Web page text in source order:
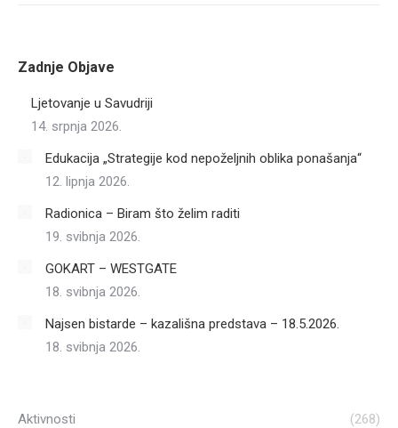
Zadnje Objave
Ljetovanje u Savudriji
14. srpnja 2026.
Edukacija „Strategije kod nepoželjnih oblika ponašanja“
12. lipnja 2026.
Radionica – Biram što želim raditi
19. svibnja 2026.
GOKART – WESTGATE
18. svibnja 2026.
Najsen bistarde – kazališna predstava – 18.5.2026.
18. svibnja 2026.
Aktivnosti
(268)